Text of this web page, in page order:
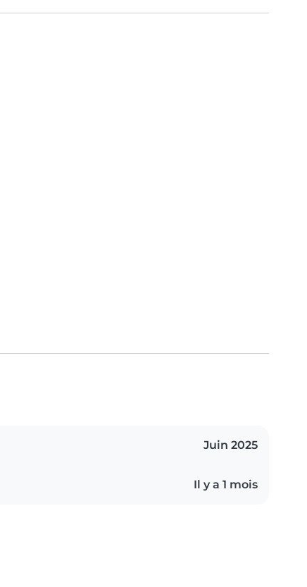
Juin 2025
Il y a 1 mois